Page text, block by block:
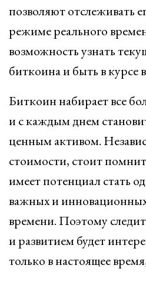
позволяют отслеживать
режиме реального
возможность узнать
биткоина и быть в курсе
Биткоин набирает все
и с каждым днем
ценным активом.
стоимости, стоит
имеет потенциал стать
важных и
времени. Поэтому
и развитием будет
только в настоящее